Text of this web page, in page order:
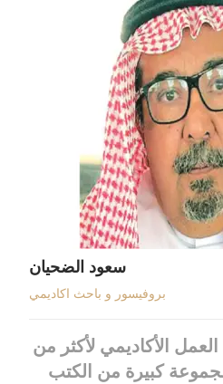
سعود الضحيان
بروفيسور و باحث اكاديمي
الأكاديمي لأكثر من
مجموعة كبيرة من الكتب